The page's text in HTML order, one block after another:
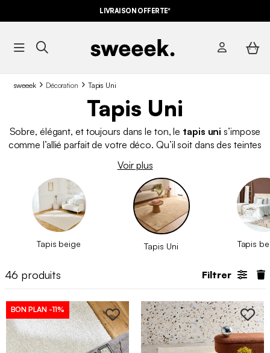
LIVRAISON OFFERTE*
sweeek Décoration Tapis Uni
Tapis Uni
Sobre, élégant, et toujours dans le ton, le tapis uni s’impose
comme l’allié parfait de votre déco. Qu’il soit dans des teintes
sait sublimer votre intérieur. Poils longs,
poils courts, effet jute : chez sweeek, il y en a
pour tous les
styles et toutes les envies
Voir plus
Tapis beige Tapis Uni Tapis
46 produits Filtrer
BON PLAN -11%